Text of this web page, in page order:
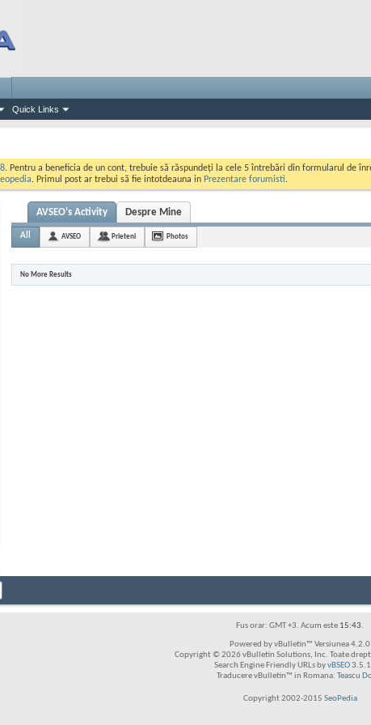
Quick Links
. Pentru a beneficia de un cont, trebuie să răspundeți la cele 5 întrebări din formularul de
. Primul post ar trebui să fie intotdeauna in Prezentare forumisti.
AVSEO's Activity Despre Mine
All AVSEO Prieteni Photos
No More Results
Fus orar: GMT +3. Acum este 15:43.
Powered by vBulletin™ Versiunea 4.2.0
Copyright © 2026 vBulletin Solutions, Inc. Toate
Search Engine Friendly URLs byvBSEO3.5.1
Traducere vBulletin™ in Romana: Teascu
Copyright 2002-2015 SeoPedia